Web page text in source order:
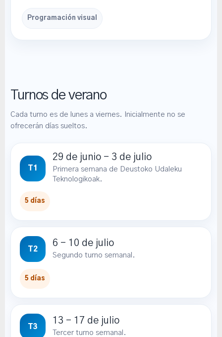
Programación visual
Turnos de verano
Cada turno es de lunes a viernes. Inicialmente no se
ofrecerán días sueltos.
T1
29 de junio – 3 de julio
Primera semana de Deustoko Udaleku
Teknologikoak.
5 días
T2
6 – 10 de julio
Segundo turno semanal.
5 días
T3
13 – 17 de julio
Tercer turno semanal.